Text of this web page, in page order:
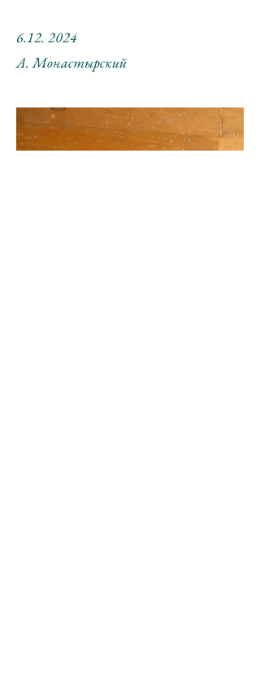
6.12. 2024
А. Монастырский